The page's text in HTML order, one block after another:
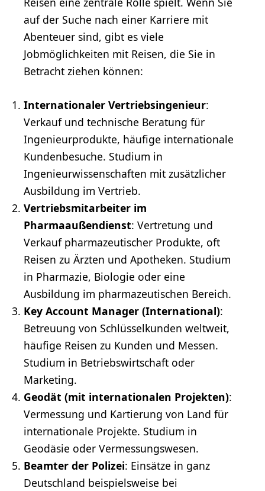
auf der Suche nach einer Karriere mit
Abenteuer sind, gibt es viele
Jobmöglichkeiten mit Reisen, die Sie in
Betracht ziehen können:
Internationaler Vertriebsingenieur:
Verkaufund technische Beratung für
Ingenieurprodukte, häufige internationale
Kundenbesuche. Studium in
Ingenieurwissenschaften mit zusätzlicher
Ausbildung im Vertrieb.
Vertriebsmitarbeiter im
Pharmaaußendienst: Vertretung und
Verkauf pharmazeutischer Produkte, oft
Reisen zu Ärzten und Apotheken. Studium
in Pharmazie, Biologie oder eine
Ausbildung im pharmazeutischen Bereich.
Key Account Manager (International):
Betreuung von Schlüsselkunden weltweit,
häufige Reisen zu Kunden und Messen.
Studium in Betriebswirtschaft oder
Marketing.
Geodät (mit internationalen Projekten):
Vermessung und Kartierung von Land für
internationale Projekte. Studium in
Geodäsie oder Vermessungswesen.
Beamter der Polizei: Einsätze in ganz
Deutschland beispielsweise bei